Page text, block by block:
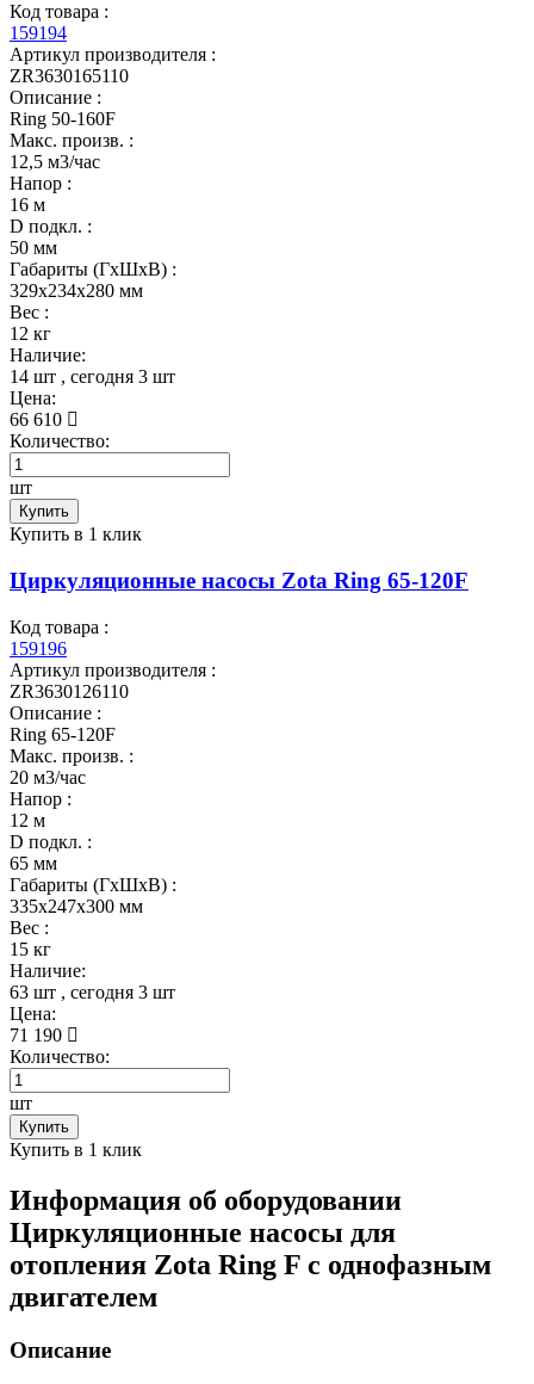
Код товара :
159194
Артикул производителя :
ZR3630165110
Описание :
Ring 50-160F
Макс. произв. :
12,5 м3/час
Напор :
16 м
D подкл. :
50 мм
Габариты (ГхШхВ) :
329x234x280 мм
Вес :
12 кг
Наличие:
14 шт , сегодня 3 шт
Цена:
66 610
Количество:
шт
Купить
Купить в 1 клик
Циркуляционные насосы Zota Ring 65-120F
Код товара :
159196
Артикул производителя :
ZR3630126110
Описание :
Ring 65-120F
Макс. произв. :
20 м3/час
Напор :
12 м
D подкл. :
65 мм
Габариты (ГхШхВ) :
335x247x300 мм
Вес :
15 кг
Наличие:
63 шт , сегодня 3 шт
Цена:
71 190
Количество:
шт
Купить
Купить в 1 клик
Информация об оборудовании
Циркуляционные насосы для
отопления Zota Ring F с однофазным
двигателем
Описание